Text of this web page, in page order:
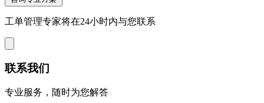
工单管理专家将在24小时内与您联系
联系我们
专业服务，随时为您解答